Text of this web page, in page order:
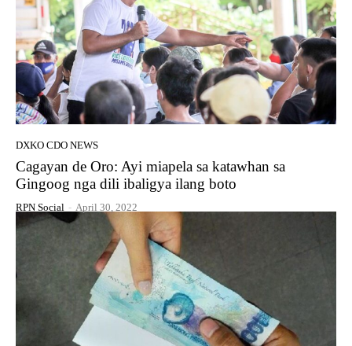
DXKO CDO NEWS
Cagayan de Oro: Ayi miapela sa katawhan sa
Gingoog nga dili ibaligya ilang boto
RPN Social - April 30, 2022